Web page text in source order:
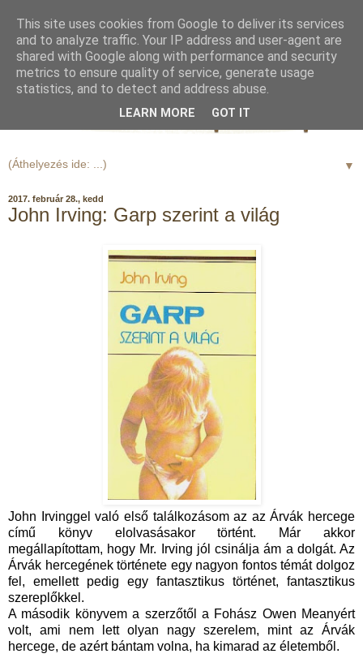
▼
2017. február 28., kedd
John Irving: Garp szerint a világ
John Irvinggel való első találkozásom az az Árvák hercege
című könyv elolvasásakor történt. Már akkor
megállapítottam, hogy Mr. Irving jól csinálja ám a dolgát. Az
Árvák hercegének története egy nagyon fontos témát dolgoz
fel, emellett pedig egy fantasztikus történet, fantasztikus
szereplőkkel.
A második könyvem a szerzőtől a Fohász Owen Meanyért
volt, ami nem lett olyan nagy szerelem, mint az Árvák
hercege, de azért bántam volna, ha kimarad az életemből.
This site uses cookies from Google to deliver its services
and to analyze traffic. Your IP address and user-agent are
shared with Google along with performance and security
metrics to ensure quality of service, generate usage
statistics, and to detect and address abuse.
LEARN MORE GOT IT